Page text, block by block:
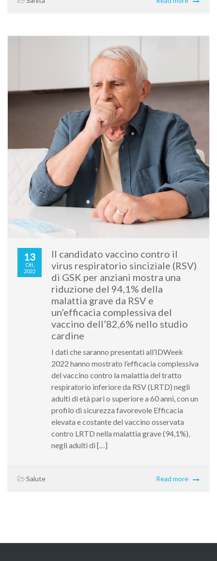
13
Ott,
2022
Il candidato vaccino contro il
virus respiratorio sinciziale (RSV)
di GSK per anziani mostra una
riduzione del 94,1% della
malattia grave da RSV e
un’efficacia complessiva del
vaccino dell’82,6% nello studio
cardine
I dati che saranno presentati all’IDWeek
2022 hanno mostrato l’efficacia complessiva
del vaccino contro la malattia del tratto
respiratorio inferiore da RSV (LRTD) negli
adulti di età pari o superiore a 60 anni, con un
profilo di sicurezza favorevole Efficacia
elevata e costante del vaccino osservata
contro LRTD nella malattia grave (94,1%),
negli adulti di […]
Salute Read more